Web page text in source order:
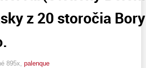
z 20 storočia
895x, palenque